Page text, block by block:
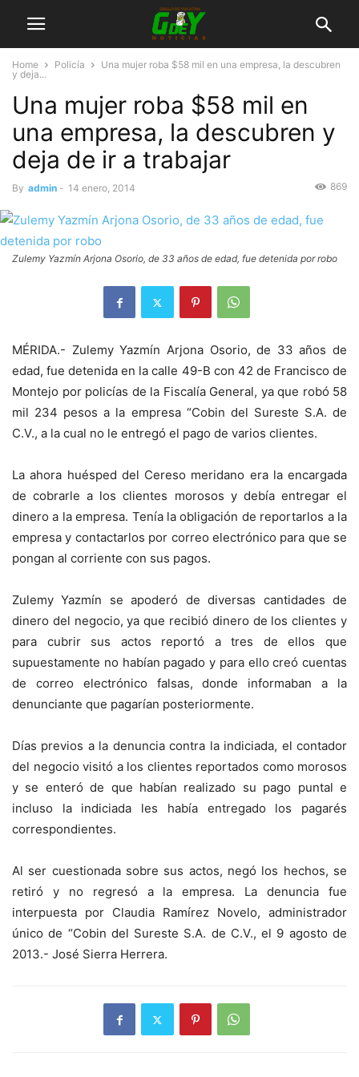
Home Policía
Una mujer roba $58 mil en una empresa, la descubren
y deja...
Una mujer roba $58 mil en
una empresa, la descubren y
deja de ir a trabajar
By admin - 14 enero, 2014 869
Zulemy Yazmín Arjona Osorio, de 33 años de edad, fue detenida por robo
MÉRIDA.- Zulemy Yazmín Arjona Osorio, de 33 años de
edad, fue detenida en la calle 49-B con 42 de Francisco de
Montejo por policías de la Fiscalía General, ya que robó 58
mil 234 pesos a la empresa “Cobin del Sureste S.A. de
C.V., a la cual no le entregó el pago de varios clientes.
La ahora huésped del Cereso meridano era la encargada
de cobrarle a los clientes morosos y debía entregar el
dinero a la empresa. Tenía la obligación de reportarlos a la
empresa y contactarlos por correo electrónico para que se
pongan al corriente con sus pagos.
Zulemy Yazmín se apoderó de diversas cantidades de
dinero del negocio, ya que recibió dinero de los clientes y
para cubrir sus actos reportó a tres de ellos que
supuestamente no habían pagado y para ello creó cuentas
de correo electrónico falsas, donde informaban a la
denunciante que pagarían posteriormente.
Días previos a la denuncia contra la indiciada, el contador
del negocio visitó a los clientes reportados como morosos
y se enteró de que habían realizado su pago puntal e
incluso la indiciada les había entregado los pagarés
correspondientes.
Al ser cuestionada sobre sus actos, negó los hechos, se
retiró y no regresó a la empresa. La denuncia fue
interpuesta por Claudia Ramírez Novelo, administrador
único de “Cobin del Sureste S.A. de C.V., el 9 agosto de
2013.- José Sierra Herrera.